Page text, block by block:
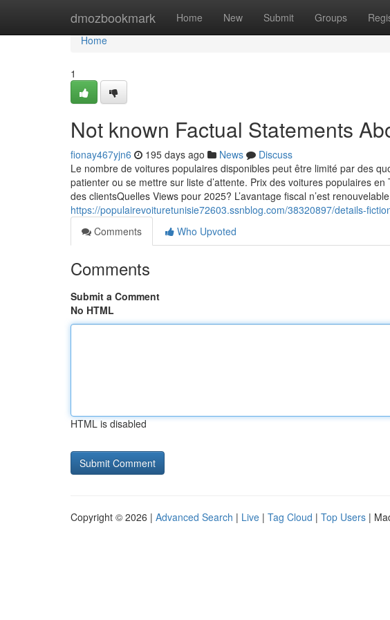
dmozbookmark Home New Submit Groups
Home
Home
1
Not known Factual Statements
fionay467yjn6 195 days ago News
Discuss
Le nombre de voitures populaires disponibles peut être limité par des
patienter ou se mettre sur liste d’attente. Prix des voitures populaires
des clientsQuelles Views pour 2025? L’avantage fiscal n’est renouvelable
https://populairevoituretunisie72603.ssnblog.com/38320897/details-
Comments
Who Upvoted
Comments
Submit a Comment
No HTML
HTML is disabled
Copyright © 2026 | Advanced Search | Live | Tag Cloud | Top Users |